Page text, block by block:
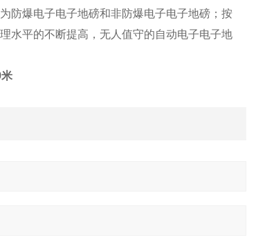
防爆电子电子地磅和非防爆电子电子地磅；按
水平的不断提高，无人值守的自动电子电子地